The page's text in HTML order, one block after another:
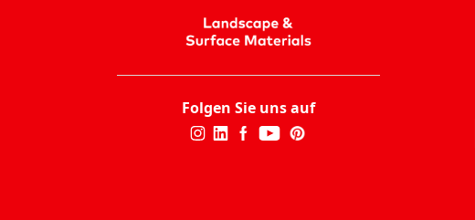
Folgen Sie uns auf